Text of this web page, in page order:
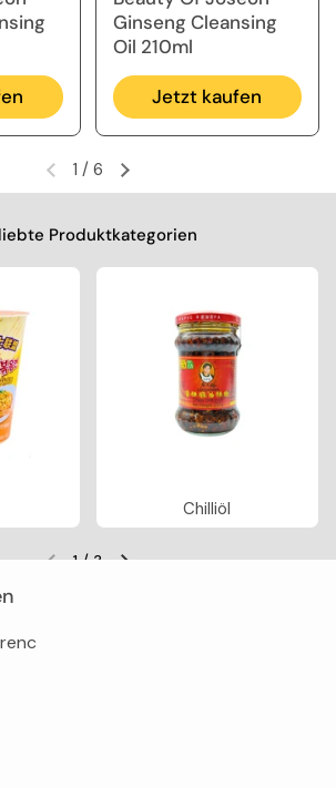
Ginseng Cleansing
Oil 210ml
Jetzt kaufen
Vorherige FolieNächste Folie
1 / 6
Produktkategorien
Chilliöl
1/3